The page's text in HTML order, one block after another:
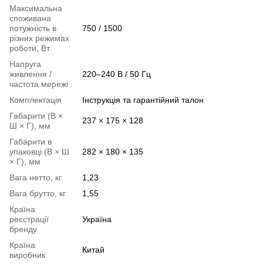
Максимальна
споживана
потужність в
різних режимах
роботи, Вт
750 / 1500
Напруга
живлення /
частота мережі
220–240 В / 50 Гц
Комплектація
Інструкція та гарантійний талон
Габарити (В ×
Ш × Г), мм
237 × 175 × 128
Габарити в
упаковці (В × Ш
× Г), мм
282 × 180 × 135
Вага нетто, кг
1,23
Вага брутто, кг
1,55
Країна
реєстрації
бренду
Україна
Країна
виробник
Китай